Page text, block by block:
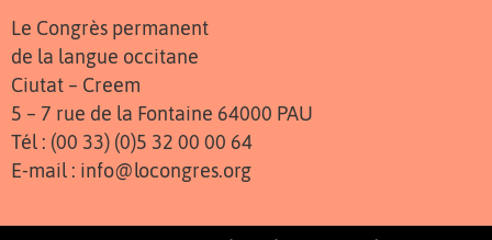
Le Congrès permanent
de la langue occitane
Ciutat – Creem
5 – 7 rue de la Fontaine 64000 PAU
Tél : (00 33) (0)5 32 00 00 64
E-mail : info@locongres.org